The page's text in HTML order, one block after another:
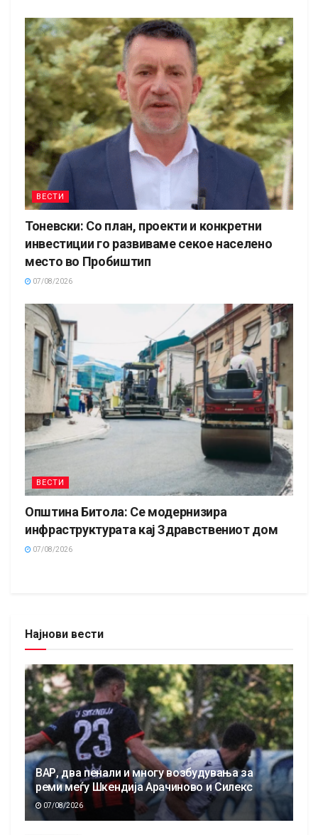
ВЕСТИ
Тоневски: Со план, проекти и конкретни
инвестиции го развиваме секое населено
место во Пробиштип
07/08/2026
ВЕСТИ
Општина Битола: Се модернизира
инфраструктурата кај Здравствениот дом
07/08/2026
Најнови вести
ВАР, два пенали и многу возбудувања за
реми меѓу Шкендија Арачиново и Силекс
07/08/2026